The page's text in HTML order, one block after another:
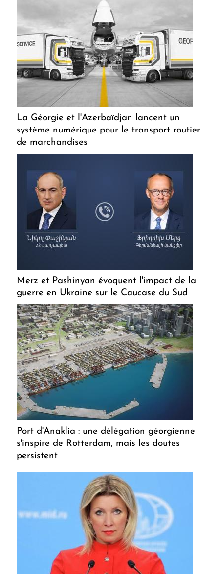
La Géorgie et l'Azerbaïdjan lancent un
système numérique pour le transport routier
de marchandises
Merz et Pashinyan évoquent l'impact de la
guerre en Ukraine sur le Caucase du Sud
Port d'Anaklia : une délégation géorgienne
s'inspire de Rotterdam, mais les doutes
persistent